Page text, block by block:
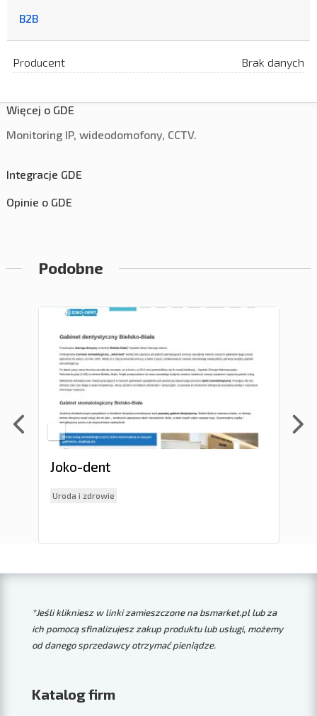
B2B
Producent Brak danych
Więcej o GDE
Monitoring IP, wideodomofony, CCTV.
Integracje GDE
Opinie o GDE
Podobne
Joko-dent
Uroda i zdrowie
*Jeśli klikniesz w linki zamieszczone na bsmarket.pl lub za
ich pomocą sfinalizujesz zakup produktu lub usługi, możemy
od danego sprzedawcy otrzymać pieniądze.
Katalog firm